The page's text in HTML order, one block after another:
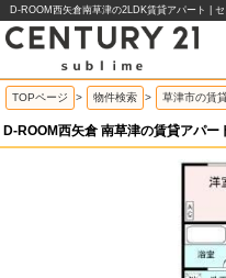
D-ROOM西矢倉南草津の2LDK賃貸アパート |
TOPページ > 物件検索 > 草津市の賃
D-ROOM西矢倉 南草津の賃貸アパ